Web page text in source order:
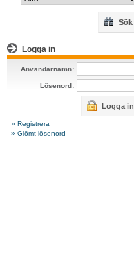
Sök
Logga in
Användarnamn:
Lösenord:
Logga in
» Registrera
» Glömt lösenord